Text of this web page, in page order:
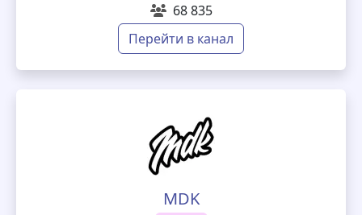
68 835
Перейти в канал
MDK